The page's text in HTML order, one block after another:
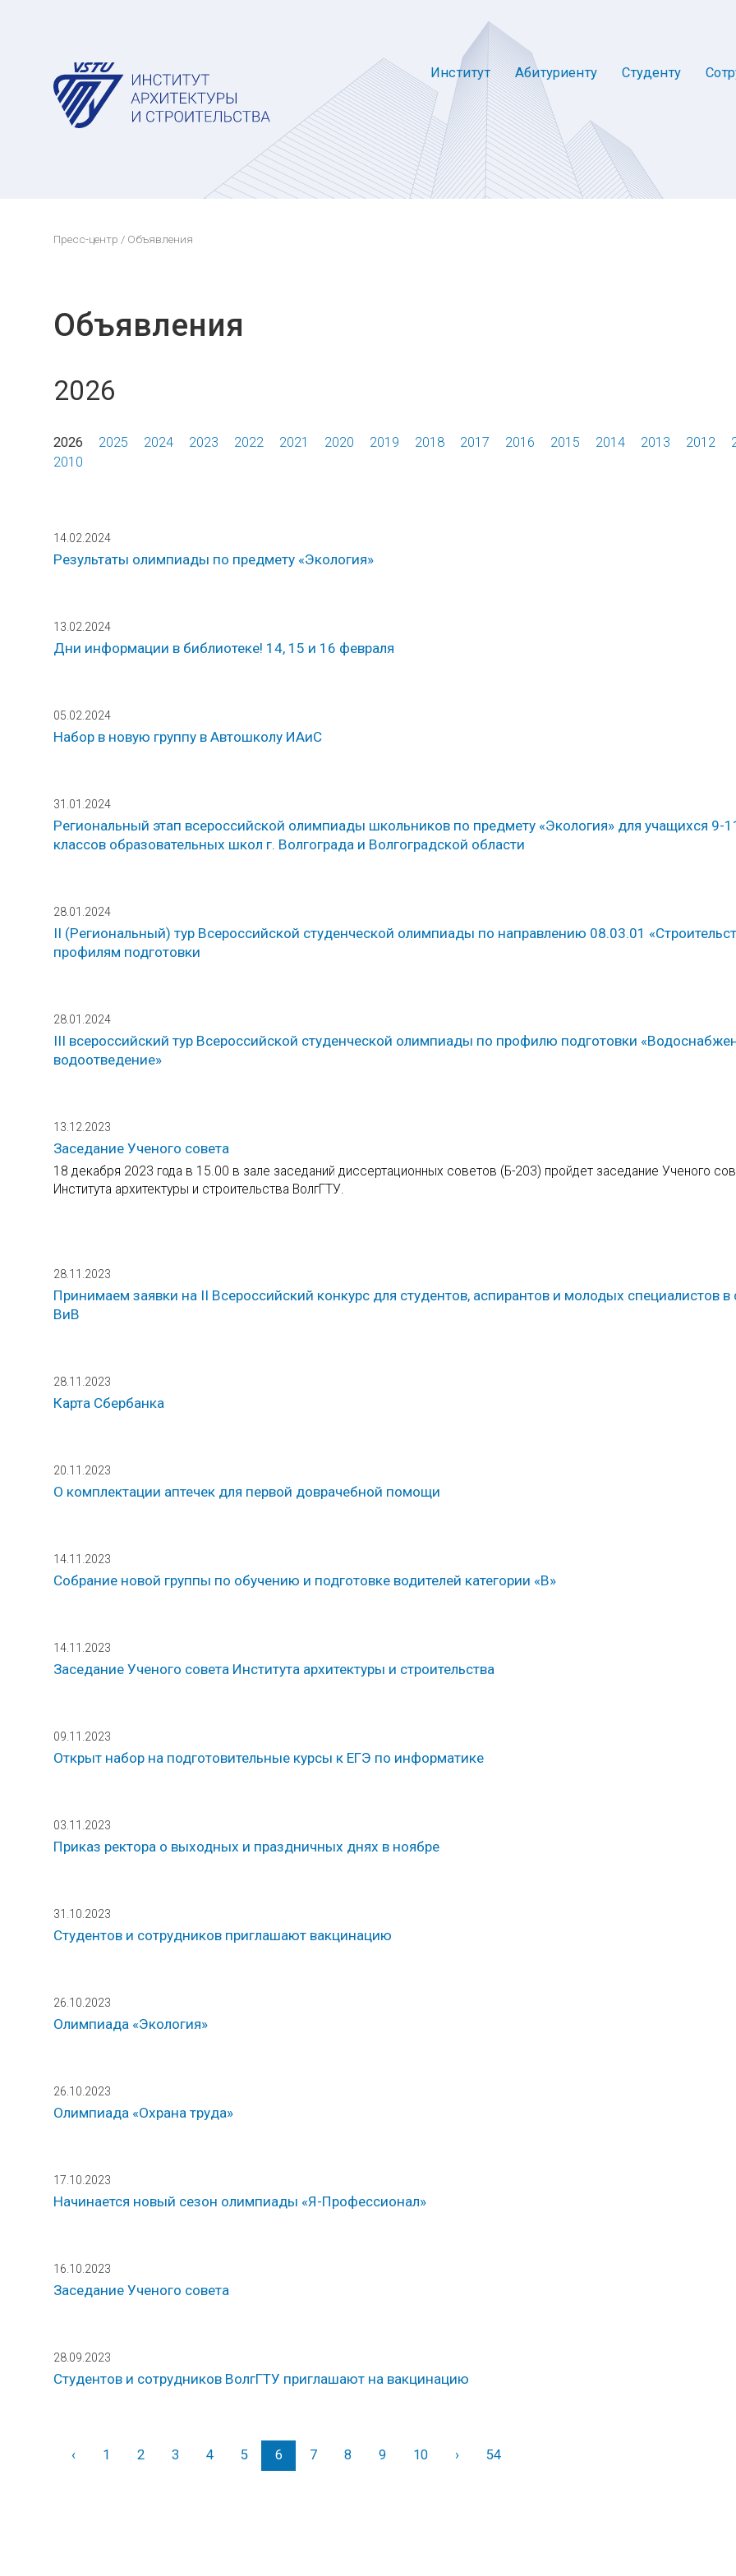
Институт Абитуриенту Студенту
Пресс-центр / Объявления
Объявления
2026
2026 2025 2024 2023 2022 2021 2020 2019 2018 2017 2016 2015 2014 2013 2012
2010
14.02.2024
Результаты олимпиады по предмету «Экология»
13.02.2024
Дни информации в библиотеке! 14, 15 и 16 февраля
05.02.2024
Набор в новую группу в Автошколу ИАиС
31.01.2024
Региональный этап всероссийской олимпиады школьников по предмету «Экология» для учащихся 9-
классов образовательных школ г. Волгограда и Волгоградской области
28.01.2024
II (Региональный) тур Всероссийской студенческой олимпиады по направлению 08.03.01
профилям подготовки
28.01.2024
III всероссийский тур Всероссийской студенческой олимпиады по профилю подготовки
водоотведение»
13.12.2023
Заседание Ученого совета
18 декабря 2023 года в 15.00 в зале заседаний диссертационных советов (Б-203) пройдет заседание Ученого
Института архитектуры и строительства ВолгГТУ.
28.11.2023
Принимаем заявки на II Всероссийский конкурс для студентов, аспирантов и молодых специалистов в
ВиВ
28.11.2023
Карта Сбербанка
20.11.2023
О комплектации аптечек для первой доврачебной помощи
14.11.2023
Собрание новой группы по обучению и подготовке водителей категории «В»
14.11.2023
Заседание Ученого совета Института архитектуры и строительства
09.11.2023
Открыт набор на подготовительные курсы к ЕГЭ по информатике
03.11.2023
Приказ ректора о выходных и праздничных днях в ноябре
31.10.2023
Студентов и сотрудников приглашают вакцинацию
26.10.2023
Олимпиада «Экология»
26.10.2023
Олимпиада «Охрана труда»
17.10.2023
Начинается новый сезон олимпиады «Я-Профессионал»
16.10.2023
Заседание Ученого совета
28.09.2023
Студентов и сотрудников ВолгГТУ приглашают на вакцинацию
‹Назад
1 2 3 4 5 6 7 8 9 10 ›Вперед
54